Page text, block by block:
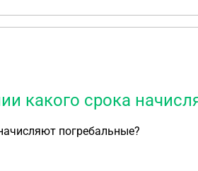
какого срока
погребальные?